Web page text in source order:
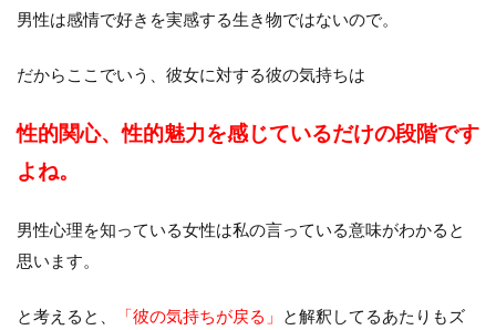
男性は感情で好きを実感する生き物ではないので。
だからここでいう、彼女に対する彼の気持ちは
性的関心、性的魅力を感じているだけの段階です
よね。
男性心理を知っている女性は私の言っている意味がわかると
思います。
と考えると、 「彼の気持ちが戻る」
と解釈してるあたりもズ